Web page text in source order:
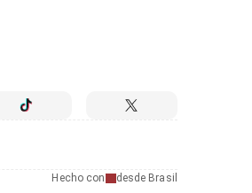
Hecho con desde Brasil